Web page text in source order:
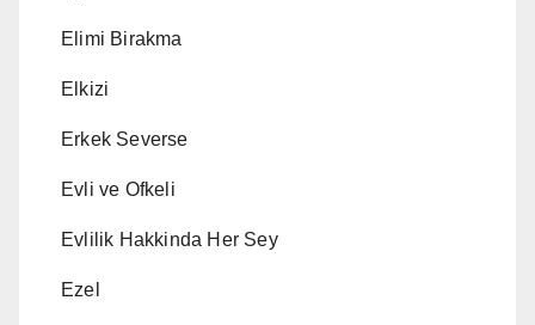
Elimi Birakma
Elkizi
Erkek Severse
Evli ve Ofkeli
Evlilik Hakkinda Her Sey
Ezel